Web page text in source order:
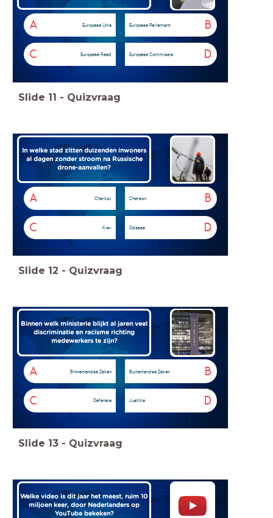
A Europese Unie B
Europese Parlement
C Europese Raad D
Europese Commissie
Slide 11 - Quizvraag
In welke stad zitten duizenden inwoners
al dagen zonder stroom na Russische
drone-aanvallen?
A Charkov B
Cherson
C Kiev D
Odessa
Slide 12 - Quizvraag
Binnen welk ministerie blijkt al jaren veel
discriminatie en racisme richting
medewerkers te zijn?
A Binnenlandse Zaken B
Buitenlandse Zaken
C Defensie D
Justitie
Slide 13 - Quizvraag
Welke video is dit jaar het meest, ruim 10
miljoen keer, door Nederlanders op
YouTube bekeken?